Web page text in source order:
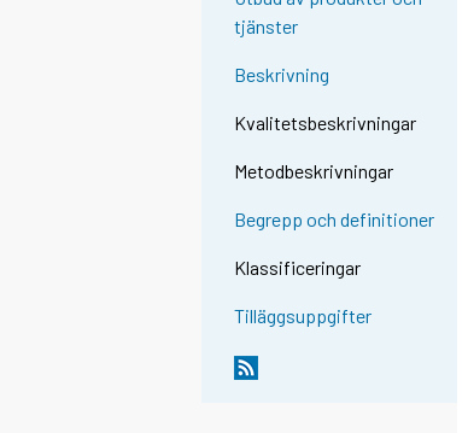
tjänster
Beskrivning
Kvalitetsbeskrivningar
Metodbeskrivningar
Begrepp och definitioner
Klassificeringar
Tilläggsuppgifter